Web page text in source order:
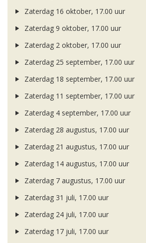
Zaterdag 16 oktober, 17.00 uur
Zaterdag 9 oktober, 17.00 uur
Zaterdag 2 oktober, 17.00 uur
Zaterdag 25 september, 17.00 uur
Zaterdag 18 september, 17.00 uur
Zaterdag 11 september, 17.00 uur
Zaterdag 4 september, 17.00 uur
Zaterdag 28 augustus, 17.00 uur
Zaterdag 21 augustus, 17.00 uur
Zaterdag 14 augustus, 17.00 uur
Zaterdag 7 augustus, 17.00 uur
Zaterdag 31 juli, 17.00 uur
Zaterdag 24 juli, 17.00 uur
Zaterdag 17 juli, 17.00 uur